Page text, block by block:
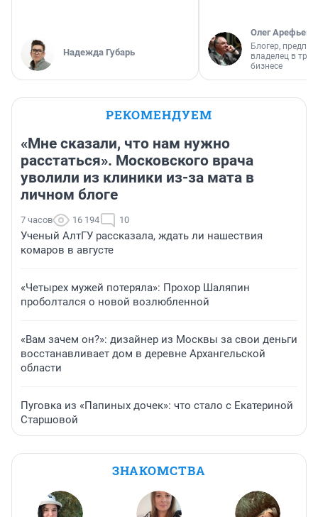
Надежда Губарь
Олег Арефьев
Блогер,
владелец в
бизнесе
РЕКОМЕНДУЕМ
«Мне сказали, что нам нужно
расстаться». Московского врача
уволили из клиники из-за мата в
личном блоге
7 часов 16 194 10
Ученый АлтГУ рассказала, ждать ли нашествия
комаров в августе
«Четырех мужей потеряла»: Прохор Шаляпин
проболтался о новой возлюбленной
«Вам зачем он?»: дизайнер из Москвы за свои деньги
восстанавливает дом в деревне Архангельской
области
Пуговка из «Папиных дочек»: что стало с Екатериной
Старшовой
ЗНАКОМСТВА